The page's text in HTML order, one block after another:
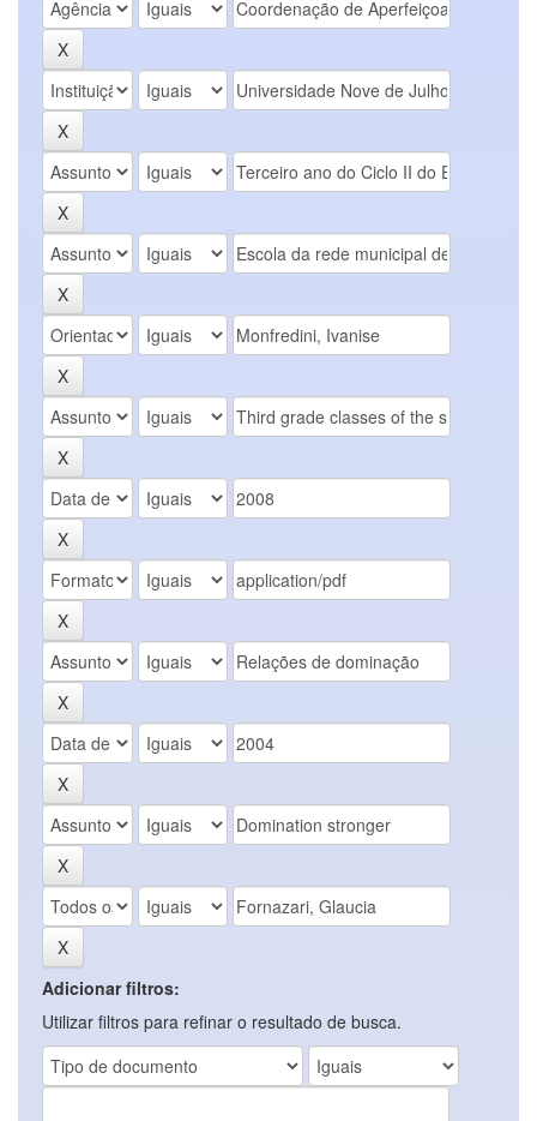
Adicionar filtros:
Utilizar filtros para refinar o resultado de busca.